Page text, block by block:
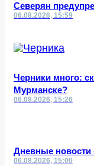
Северян
06.08.2026, 15:59
Черники много:
Мурманске?
06.08.2026, 15:26
Дневные новости
06.08.2026, 15:00